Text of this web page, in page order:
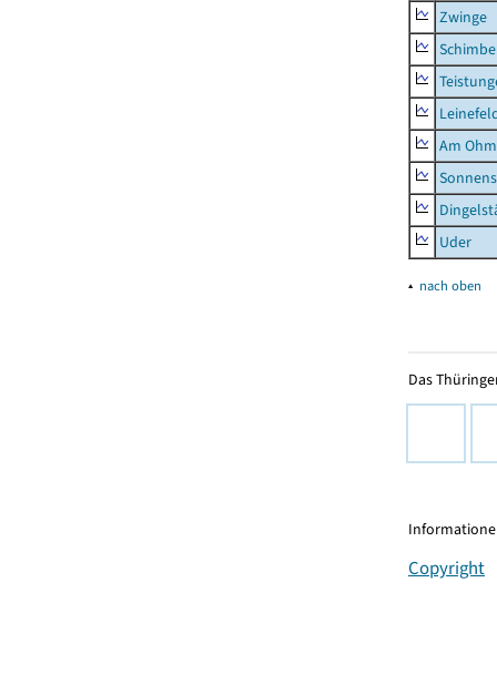
Zwinge
Am
Uder
▴ nach oben
Das
Copyright